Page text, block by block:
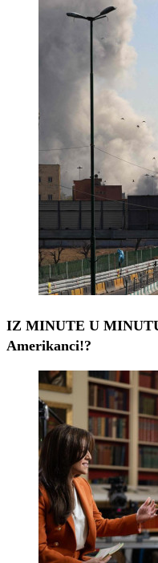
IZ MINUTE U
Amerikanci!?